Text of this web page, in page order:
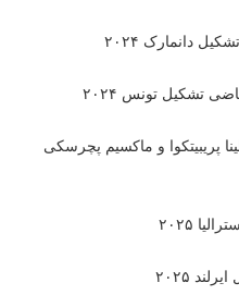
دانمارک ۲۰۲۴
تشکیل تونس ۲۰۲۴
پریبیتکوا و ماکسیم پچرسکی
۲۰۲۵
۲۰۲۵